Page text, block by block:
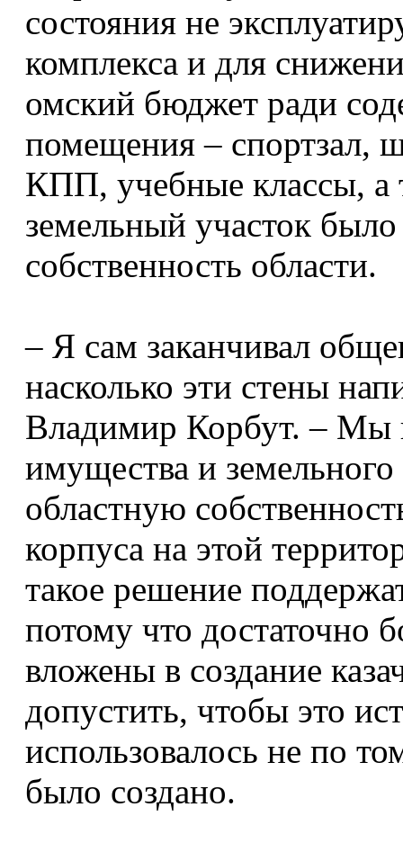
состояния не
комплекса и для
омский бюджет ради
помещения – спортзал,
КПП, учебные классы, а
земельный участок
собственность области.
– Я сам заканчивал
насколько эти стены
Владимир Корбут. – Мы
имущества и
областную
корпуса на этой
такое решение
потому что достаточно
вложены в создание
допустить, чтобы это
использовалось не по
было создано.